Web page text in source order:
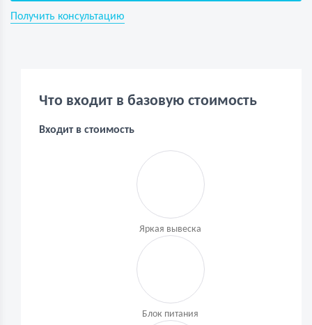
Получить консультацию
Что входит в базовую стоимость
Входит в стоимость
Яркая вывеска
Блок питания